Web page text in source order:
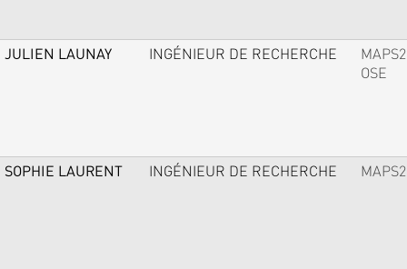
JULIEN LAUNAY INGÉNIEUR DE RECHERCHE
MAPS2
OSE
SOPHIE LAURENT INGÉNIEUR DE RECHERCHE MAPS2